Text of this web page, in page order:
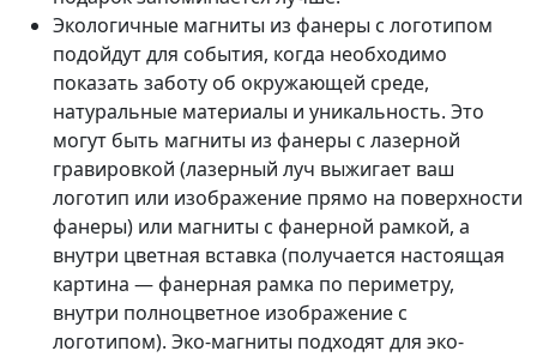
Экологичные магниты из фанеры с логотипом
подойдут для события, когда необходимо
показать заботу об окружающей среде,
натуральные материалы и уникальность. Это
могут быть магниты из фанеры с лазерной
гравировкой (лазерный луч выжигает ваш
логотип или изображение прямо на поверхности
фанеры) или магниты с фанерной рамкой, а
внутри цветная вставка (получается настоящая
картина — фанерная рамка по периметру,
внутри полноцветное изображение с
логотипом). Эко-магниты подходят для эко-